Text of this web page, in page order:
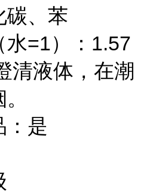
碳、苯
=1）：1.57
清液体，在潮
：是